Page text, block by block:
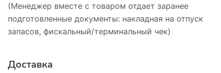
(Менеджер вместе с товаром отдает заранее
подготовленные документы: накладная на отпуск
запасов, фискальный/терминальный чек)
Доставка